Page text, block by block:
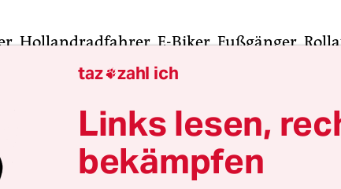
Hollandradfahrer, E-Biker, Fußgänger,
das ist die Hierarchie der Geschwindigkeit aus
in unseren Städten. Auf der Strecke
Flaneur.
ist nutzlos, möglicherweise arbeitslos. Weder
Ein Herumlungerer, Wegelagerer, der
taz zahl ich
Links lesen,
bekämpfen